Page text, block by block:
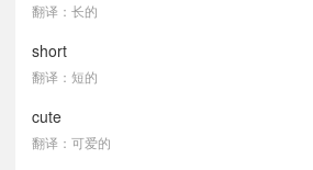
翻译：长的
short
翻译：短的
cute
翻译：可爱的